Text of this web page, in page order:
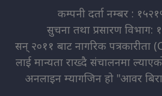
कम्पनी दर्ता नम्बर :
सुचना तथा प्रसारण विभाग:
सन् २०११ बाट नागरिक
लाई मान्यता राख्दै संचालनमा
अनलाइन म्यागजिन हो "आवर